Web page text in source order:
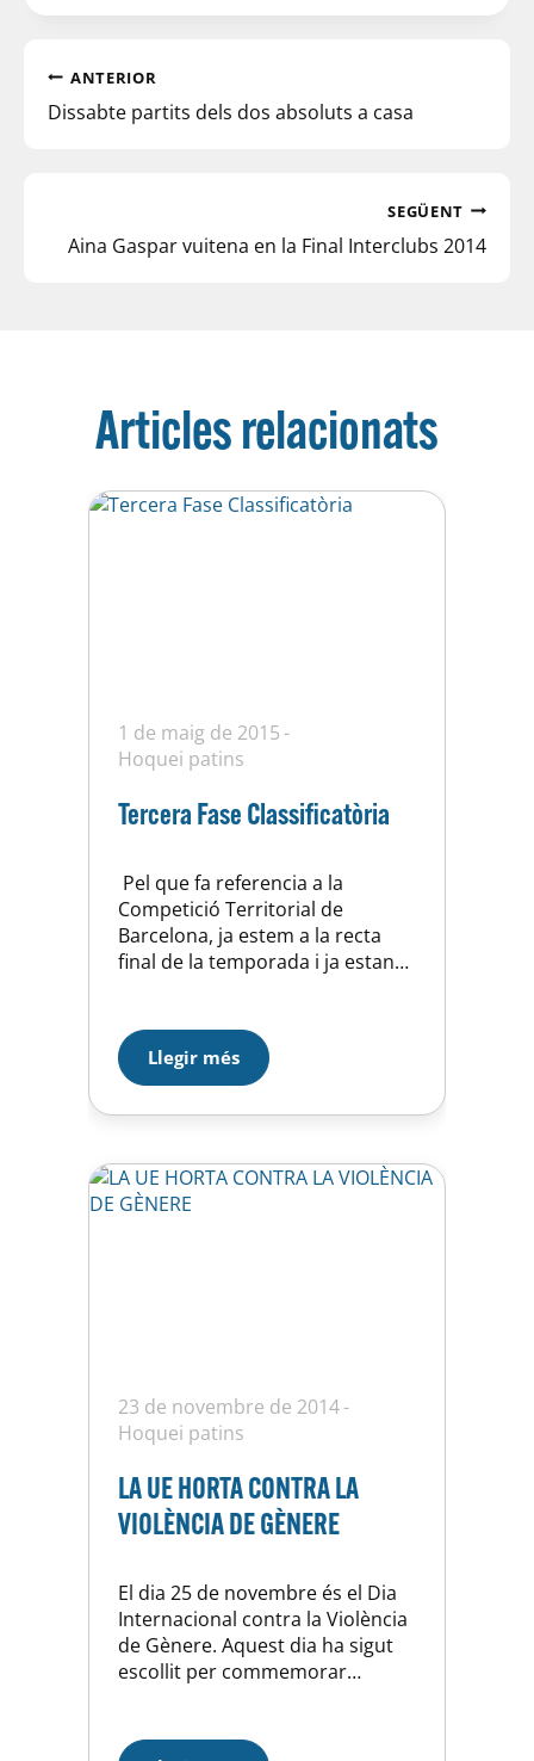
ANTERIOR
Dissabte partits dels dos absoluts a casa
SEGÜENT
Aina Gaspar vuitena en la Final Interclubs 2014
Articles relacionats
1 de maig de 2015
Hoquei patins
Tercera Fase Classificatòria
Pel que fa referencia a la
Competició Territorial de
Barcelona, ja estem a la recta
final de la temporada i ja estan
de la lliga per determinar els
posicionaments de cada equip i
establir la classificació final. Com
ja és habitual, no feu molt…
Llegir més
23 de novembre de 2014
Hoquei patins
LA UE HORTA CONTRA LA
VIOLÈNCIA DE GÈNERE
El dia 25 de novembre és el Dia
Internacional contra la Violència
de Gènere. Aquest dia ha sigut
escollit per commemorar
assassinades el 25 de novembre